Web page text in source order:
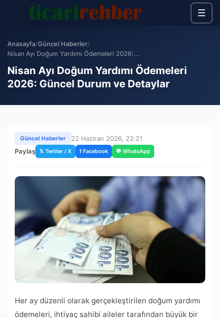
☰
Anasayfa/Güncel Haberler/
Nisan Ayı Doğum Yardımı Ödemeleri 2026:...
Nisan Ayı Doğum Yardımı Ödemeleri
2026: Güncel Durum ve Detaylar
Güncel Haberler
22 Haziran 2026, 22:21
Paylaş 𝕏 Twitter / X f Facebook 💬 WhatsApp
Her ay düzenli olarak gerçekleştirilen doğum yardımı
ödemeleri, ihtiyaç sahibi aileler tarafından büyük bir